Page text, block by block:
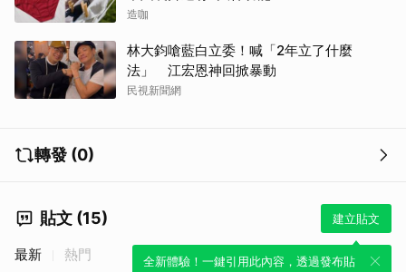
造咖
林大鈞嗆藍白立委！喊「2年立了什麼
法」 江宏恩神回掀暴動
民視新聞網
轉發 (0)
貼文 (15) 建立貼文
全新體驗！一鍵引用此內容，透過發布貼
最新 熱門